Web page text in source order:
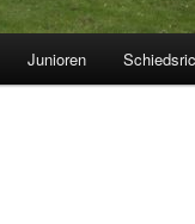
Junioren